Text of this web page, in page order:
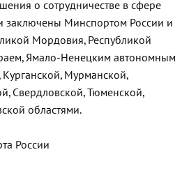
о сотрудничестве в сфере
заключены Минспортом России и
Мордовия, Республикой
Ямало-Ненецким автономным
Курганской, Мурманской,
Свердловской, Тюменской,
областями.
России